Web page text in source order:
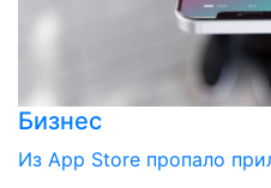
Бизнес
Из App Store пропало